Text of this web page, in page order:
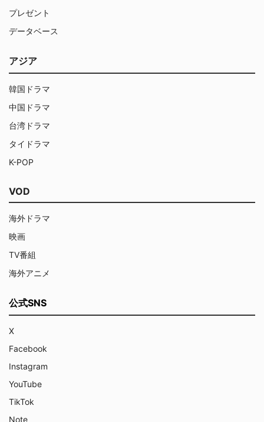
プレゼント
データベース
アジア
韓国ドラマ
中国ドラマ
台湾ドラマ
タイドラマ
K-POP
VOD
海外ドラマ
映画
TV番組
海外アニメ
公式SNS
X
Facebook
Instagram
YouTube
TikTok
Note